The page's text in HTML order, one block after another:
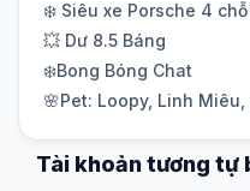
❄️ Siêu xe Porsche 4 chỗ
💥 Dư 8.5 Báng
❄️Bong Bóng Chat
🌸Pet: Loopy, Linh Miêu,
Tài khoản tương tự